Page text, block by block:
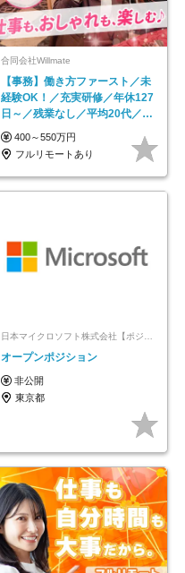
合同会社Willmate
【事務】働き方ファースト／未
経験OK！／充実研修／年休127
日～／残業なし／平均20代／リ
モートOK
400～550万円
フルリモートあり
日本マイクロソフト株式会社【ポジションマッチ登録】
オープンポジション
非公開
東京都